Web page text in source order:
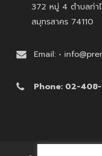
372 หมู่ 4 ตำบลท่า
สมุทรสาคร 74110
Email: •
Phone: 02-408-